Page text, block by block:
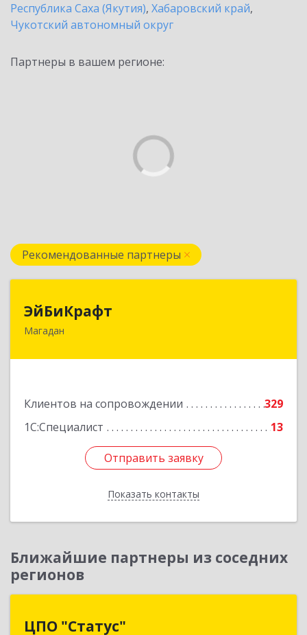
Республика Саха (Якутия), Хабаровский край,
Чукотский автономный округ
Партнеры в вашем регионе:
Рекомендованные партнеры
ЭйБиКрафт
Магадан
Клиентов на сопровождении
329
1С:Специалист
13
Отправить заявку
Показать контакты
685000, Магаданская обл, Магадан г, Полярная
Отправить заявку
Назад
Ближайшие партнеры из соседних
регионов
ЦПО "Статус"